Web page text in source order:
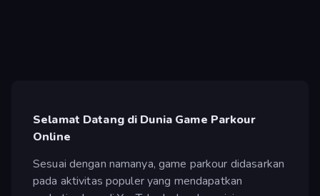
Selamat Datang di Dunia Game Parkour
Online
Sesuai dengan namanya, game parkour didasarkan
pada aktivitas populer yang mendapatkan